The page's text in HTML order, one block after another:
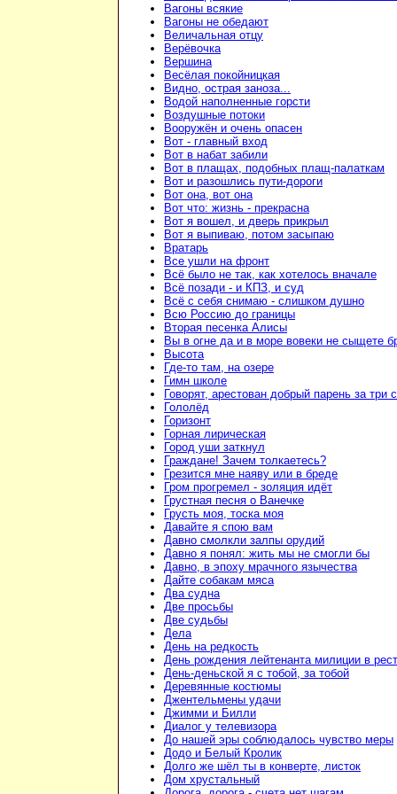
Вагоны всякие
Вагоны не обедают
Величальная отцу
Верёвочка
Вершина
Весёлая покойницкая
Видно, острая заноза...
Водой наполненные горсти
Воздушные потоки
Вооружён и очень опасен
Вот - главный вход
Вот в набат забили
Вот в плащах, подобных плащ-палаткам
Вот и разошлись пути-дороги
Вот она, вот она
Вот что: жизнь - прекрасна
Вот я вошел, и дверь прикрыл
Вот я выпиваю, потом засыпаю
Вратарь
Все ушли на фронт
Всё было не так, как хотелось вначале
Всё позади - и КПЗ, и суд
Всё с себя снимаю - слишком душно
Всю Россию до границы
Вторая песенка Алисы
Вы в огне да и в море вовеки не сыщете
Высота
Где-то там, на озере
Гимн школе
Говорят, арестован добрый парень за три
Гололёд
Горизонт
Горная лирическая
Город уши заткнул
Граждане! Зачем толкаетесь?
Грезится мне наяву или в бреде
Гром прогремел - золяция идёт
Грустная песня о Ванечке
Грусть моя, тоска моя
Давайте я спою вам
Давно смолкли залпы орудий
Давно я понял: жить мы не смогли бы
Давно, в эпоху мрачного язычества
Дайте собакам мяса
Два судна
Две просьбы
Две судьбы
Дела
День на редкость
День рождения лейтенанта милиции в
День-деньской я с тобой, за тобой
Деревянные костюмы
Джентельмены удачи
Джимми и Билли
Диалог у телевизора
До нашей эры соблюдалось чувство меры
Додо и Белый Кролик
Долго же шёл ты в конверте, листок
Дом хрустальный